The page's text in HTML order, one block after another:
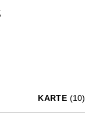
KARTE (10)